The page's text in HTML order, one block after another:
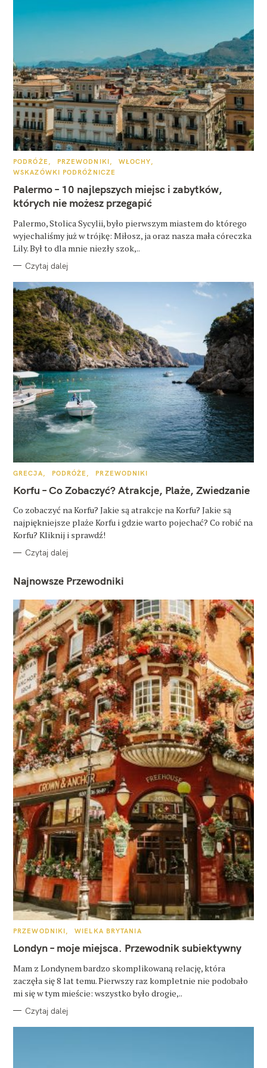
K
T
G
R
PODRÓŻE PRZEWODNIKI
WŁOCHY
WSKAZÓWKI PODRÓŻNICZE
Palermo – 10 najlepszych miejsc i zabytków,
których nie możesz przegapić
Palermo, Stolica Sycylii, było pierwszym miastem do którego
wyjechaliśmy już w trójkę: Miłosz, ja oraz nasza mała córeczka
Lily. Był to dla mnie niezły szok,..
Czytaj dalej
K
T
E
O
R
I
GRECJA PODRÓŻE PRZEWODNIKI
Korfu – Co Zobaczyć? Atrakcje, Plaże, Zwiedzanie
Co zobaczyć na Korfu? Jakie są atrakcje na Korfu? Jakie są
najpiękniejsze plaże Korfu i gdzie warto pojechać? Co robić na
Korfu? Kliknij i sprawdź!
Czytaj dalej
Najnowsze Przewodniki
K
T
E
O
R
I
PRZEWODNIKI WIELKA BRYTANIA
Londyn – moje miejsca. Przewodnik subiektywny
Mam z Londynem bardzo skomplikowaną relację, która
zaczęła się 8 lat temu. Pierwszy raz kompletnie nie podobało
mi się w tym mieście: wszystko było drogie,..
Czytaj dalej